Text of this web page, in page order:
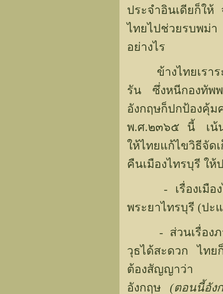
ประจำอินเดียก็ใ
ไทยไปช่วยรบพม่
อย่างไร
ข้างไทยเราระย
รัน ซึ่งหนีกองทัพ
อังกฤษก็ปกป้องคุ้
พ.ศ.๒๓๖๕ นี้ เน้น
ให้ไทยแก้ไขวิธีจั
คืนเมืองไทรบุรี ใ
- เรื่องเมืองไท
พระยาไทรบุรี (ปะ
- ส่วนเรื่องภาษี
วุธได้สะดวก ไท
ต้องสัญญาว่า จะ
อังกฤษ (ตอนนี้อัง